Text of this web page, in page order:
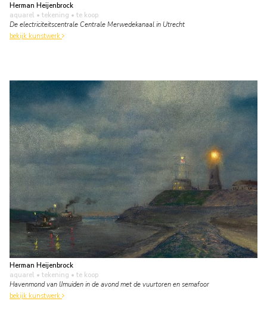
Herman Heijenbrock
aquarel • tekening • te koop
De electriciteitscentrale Centrale Merwedekanaal in Utrecht
bekijk kunstwerk
Herman Heijenbrock
aquarel • tekening • te koop
Havenmond van IJmuiden in de avond met de vuurtoren en semafoor
bekijk kunstwerk